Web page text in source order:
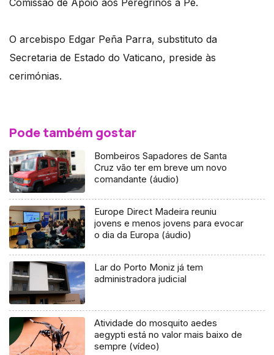
Comissão de Apoio aos Peregrinos a Pé.
O arcebispo Edgar Peña Parra, substituto da
Secretaria de Estado do Vaticano, preside às
cerimónias.
Pode também gostar
Bombeiros Sapadores de Santa
Cruz vão ter em breve um novo
comandante (áudio)
Europe Direct Madeira reuniu
jovens e menos jovens para evocar
o dia da Europa (áudio)
Lar do Porto Moniz já tem
administradora judicial
Atividade do mosquito aedes
aegypti está no valor mais baixo de
sempre (vídeo)